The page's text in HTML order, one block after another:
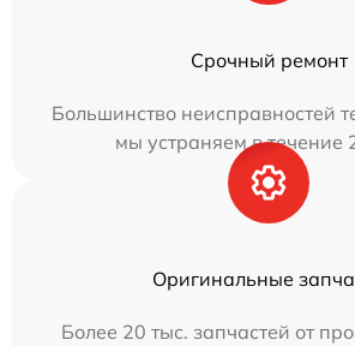
Срочный ремонт
Большинство неисправностей
мы устраняем в течение
Оригинальные
Более 20 тыс. запчастей от